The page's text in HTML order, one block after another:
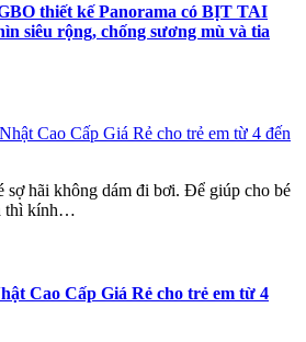
thiết kế Panorama có BỊT TAI
siêu rộng, chống sương mù và tia
sợ hãi không dám đi bơi. Để giúp cho bé
thì kính…
Cao Cấp Giá Rẻ cho trẻ em từ 4